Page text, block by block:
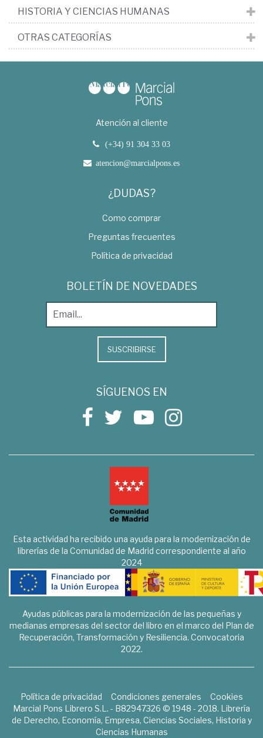
HISTORIA Y CIENCIAS HUMANAS
OTRAS CATEGORÍAS
Atención al cliente
(+34) 91 304 33 03
atencion@marcialpons.es
¿DUDAS?
Como comprar
Preguntas frecuentes
Política de privacidad
BOLETÍN DE NOVEDADES
SUSCRIBIRSE
SÍGUENOS EN
Esta actividad ha recibido una ayuda para la modernización de
librerías de la Comunidad de Madrid correspondiente al año
2024
Ayudas públicas para la modernización de las pequeñas y
medianas empresas del sector del libro en el marco del Plan de
Recuperación, Transformación y Resiliencia. Convocatoria
2022.
Política de privacidad Condiciones generales
Cookies
Marcial Pons Librero S.L. - B82947326 © 1948 - 2018. Librería
de Derecho, Economía, Empresa, Ciencias Sociales, Historia y
Ciencias Humanas